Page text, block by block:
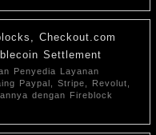
Checkout.com
Settlement
Penyedia Layanan
Paypal, Stripe, Revolut,
dengan Fireblock